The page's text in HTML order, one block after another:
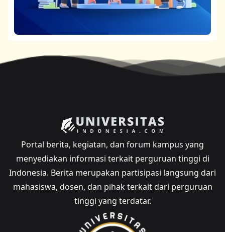
Portal berita, kegiatan, dan forum kampus yang
menyediakan informasi terkait perguruan tinggi di
Indonesia. Berita merupakan partisipasi langsung dari
mahasiswa, dosen, dan pihak terkait dari perguruan
tinggi yang terdatar.